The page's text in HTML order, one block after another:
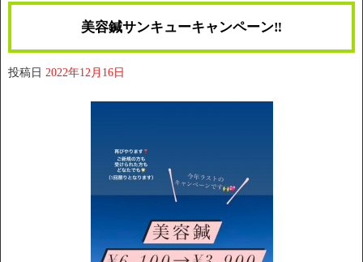
美容鍼サンキューキャンペーン‼︎
投稿日 2022年12月16日